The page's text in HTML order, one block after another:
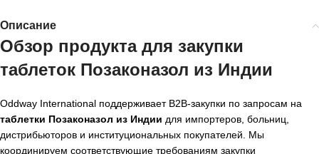
Описание
Обзор продукта для закупки
таблеток Позаконазол из Индии
Oddway International поддерживает B2B-закупки по запросам на
таблетки Позаконазол из Индии для импортеров, больниц,
дистрибьюторов и институциональных покупателей. Мы
координируем соответствующие требованиям закупки